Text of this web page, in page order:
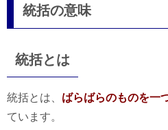
統括の意味
統括とは
統括とは、 ばらばらのものを一
ています。